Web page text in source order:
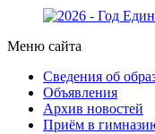
Меню сайта
Сведения об
Объявления
Архив новостей
Приём в